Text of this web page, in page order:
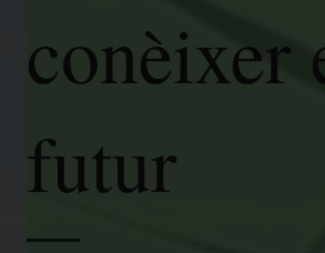
conèixer
futur